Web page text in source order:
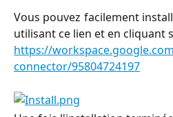
Vous pouvez facilement
utilisant ce lien et en cliquant
https://
connector/95804724197